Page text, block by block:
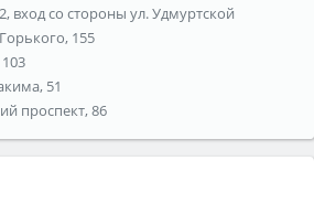
вход со стороны ул. Удмуртской
155
51
проспект, 86